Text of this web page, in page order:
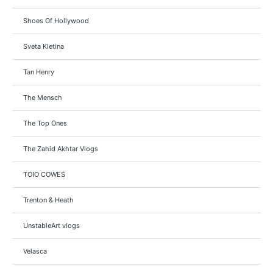
Shoes Of Hollywood
Sveta Kletina
Tan Henry
The Mensch
The Top Ones
The Zahid Akhtar Vlogs
TOIO COWES
Trenton & Heath
UnstableArt vlogs
Velasca